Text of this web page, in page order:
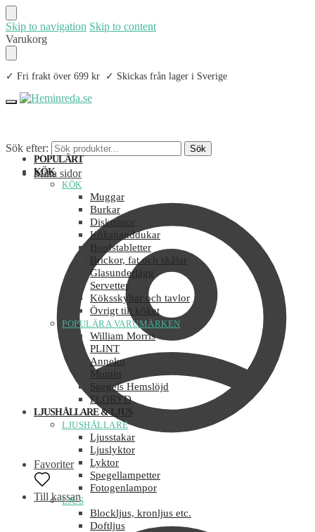
Skip to navigation Skip to content
Varukorg
✓ Fri frakt över 699 kr ✓ Skickas från lager i Sverige
Sök efter: Sök
Mina sidor
Favoriter
Till kassan
POPULÄRT
KÖK
KÖK
Muggar
Burkar
Disktrasor
Kökshanddukar
Bordstabletter
Brickor, fat och skålar
Glasunderlägg
Servetter
Köksskyltar och tavlor
Övrigt till köket
POPULÄRA VARUMÄRKEN
William Morris
PLINT
Anneko
Mumin
Spegels Hemslöjd
FLORYD
LJUSHÅLLARE & LJUS
LJUSHÅLLARE
Ljusstakar
Ljuslyktor
Lyktor
Spegellampetter
Fotogenlampor
LJUS
Blockljus, kronljus etc.
Doftljus